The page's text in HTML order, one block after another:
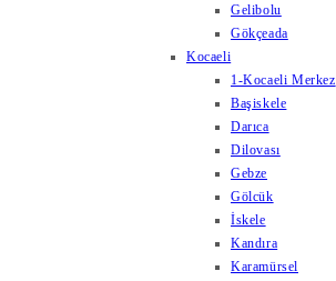
Gelibolu
Gökçeada
Kocaeli
1-Kocaeli Merkez
Başiskele
Darıca
Dilovası
Gebze
Gölcük
İskele
Kandıra
Karamürsel